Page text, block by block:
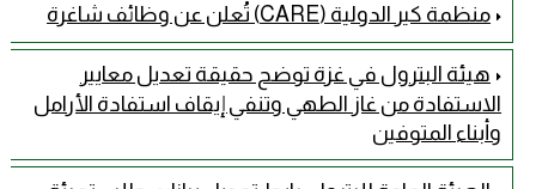
منظمة كير الدولية (CARE) تُعلن عن وظائف شاغرة
هيئة البترول في غزة توضح حقيقة تعديل معايير
الاستفادة من غاز الطهي وتنفي إيقاف استفادة الأرامل
وأبناء المتوفين